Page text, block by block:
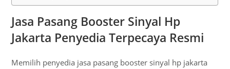
Jasa Pasang Booster Sinyal Hp
Jakarta Penyedia Terpecaya Resmi
Memilih penyedia jasa pasang booster sinyal hp jakarta